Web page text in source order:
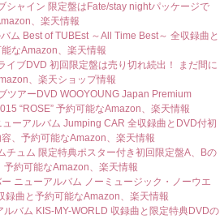
シャイン 限定盤はFate/stay nightパッケージで
、楽天情報
ム Best of TUBEst ～All Time Best～ 全収録曲と
なAmazon、楽天情報
イブDVD 初回限定盤は売り切れ続出！ まだ間に
、楽天ショップ情報
ツアーDVD WOOYOUNG Japan Premium
“ROSE” 予約可能なAmazon、楽天情報
ューアルバム Jumping CAR 全収録曲とDVD付初
、予約可能なAmazon、楽天情報
チュム 限定特典ポスター付き初回限定盤A、Bの
予約可能なAmazon、楽天情報
ニューアルバム ノーミュージック・ノーウエ
録曲と予約可能なAmazon、楽天情報
ルバム KIS-MY-WORLD 収録曲と限定特典DVDの